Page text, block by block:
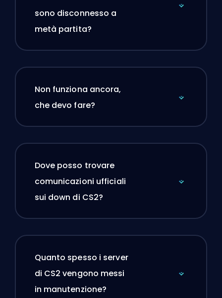
sono disconnesso a
metà partita?
Non funziona ancora,
che devo fare?
Dove posso trovare
comunicazioni ufficiali
sui down di CS2?
Quanto spesso i server
di CS2 vengono messi
in manutenzione?